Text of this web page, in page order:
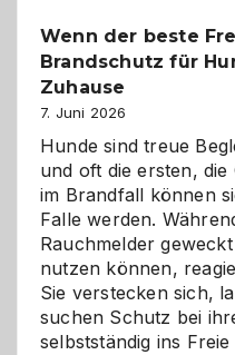
und
herzlich
Wenn der beste
Brandschutz für
Zuhause
7. Juni 2026
Hunde sind treue
und oft die ersten,
im Brandfall können
Falle werden.
Rauchmelder
nutzen können,
Sie verstecken sich,
suchen Schutz bei
selbstständig ins